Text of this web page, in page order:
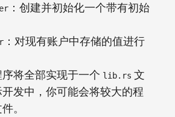
：创建并初始化一个带有初始
：对现有账户中存储的值进行
将全部实现于一个 lib.rs 文
发中，你可能会将较大的程
。